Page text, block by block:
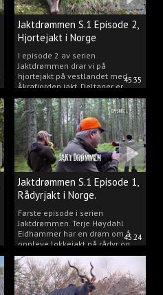
45:35
Jaktdrømmen S.1 Episode 2,
Hjortejakt i Norge
I episode 2 av serien
Jaktdrømmen drar vi på
hjortejakt på vestlandet med
Åkrafjorden jakt. Deltager er
Michelle Sofi Thomassen.
45:24
Jaktdrømmen S.1 Episode 1,
Rådyrjakt i Norge.
Første episode i serien
Jaktdrømmen. Terje Høydahl
Eidhammer har en drøm om å
oppleve lokkejakt på rådyr og
målet vårt er å gjøre den
drømmen til virkelighet.